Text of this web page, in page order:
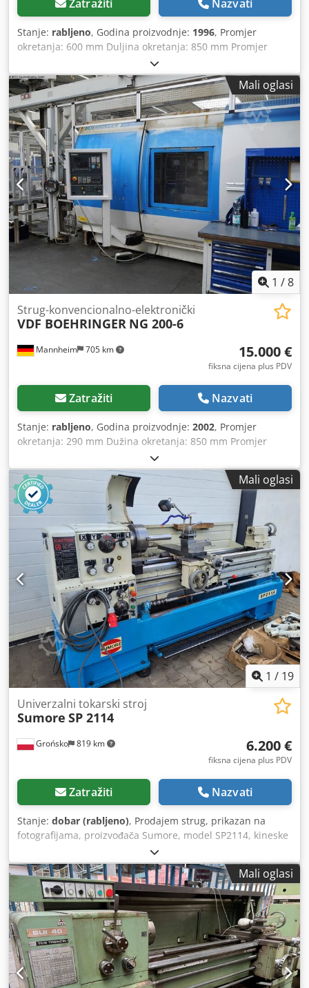
Zatražiti Nazvati
Stanje: rabljeno, Godina proizvodnje: 1996, Promjer
okretanja: 600 mm Duljina okretanja: 850 mm Promjer
okretanja iznad poprečne sanjke: 434 mm Upravljački
sustav: Siemens Sinumerik 840D Ukupna potrebna snaga:
54 kW Masa stroja: približno 10 t Potrebna površina:
približno 6000x2800 mm Brzina vrtnje vretena (maks.):
približno 0–4500 o/min Promjer provrta vretena: približno
65 mm Stožac vretena: najčešće DIN 55026 A6 / ISO stožac
Hod osi X: približno 220 mm Hod osi Z: približno 950 mm
Djdpfjzrzxiox Adrjwa Brzina pomaka: približno 25 m/min
Alati i oprema Revolver za alate: najčešće 2 revolvera s ~12
mjesta za alate Pogonski alati: moguće, ovisno o opremi
Podupirač: opcija, često NC-upravljan (SK30)
Mali oglasi
1 /8
Mannheim 705 km
Strug-konvencionalno-elektronički
VDF BOEHRINGER NG 200-6
15.000 €
fiksna cijena plus PDV
Zatražiti Nazvati
Stanje: rabljeno, Godina proizvodnje: 2002, Promjer
okretanja: 290 mm Dužina okretanja: 850 mm Promjer
okretanja iznad suporta: 600 mm Dodpfx Adezrzxcerewa
Upravljanje: Siemens SINUMERIK 840D Ukupna potrebna
snaga: 58 kW Automatizacija: portal s 2 transportna traka
Broj kupola: 3 Kontrapokretna vretena: da Podupirač: Ne X-
os (poprečna): hod: približno 220 mm Z-os (uzdužna): hod:
približno 950 mm Brzina pomaka: približno 25 m/min (x/y)
Brza brzina: približno 25 m/min
Mali oglasi
1 / 19
Grońsko 819 km
Univerzalni tokarski stroj
Sumore SP 2114
6.200 €
fiksna cijena plus PDV
Zatražiti Nazvati
Stanje: dobar (rabljeno), Prodajem strug, prikazan na
fotografijama, proizvođača Sumore, model SP2114, kineske
proizvodnje. Stanje stroja procjenjujem kao vrlo dobro.
Odlikuje ga velika krutost i preciznost. Dwsdpfx Aszqt
Dzsdrsa Stroj je priključen i spreman za rad. Osiguravamo
utovar stroja na licu mjesta. Promjer prolaza vretena: 58
mm Strugarski stezac: 250 mm Duljina obrade: 1500 mm
Promjer obrade iznad ležišta: 460 mm Promjer obrade
iznad potpornog stalka: 260 mm Čahura konusa: MK4
Minimalna brzina okretaja: 25 o/min Maksimalna brzina
okretaja: 2000 o/min 12 brzina okretaja vretena Stalni i
pokretni potporni stalk
Mali oglasi